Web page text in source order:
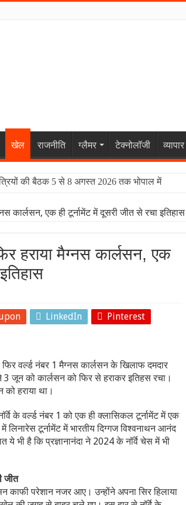
खेल राजनीति ग्लैमर टेक्नोलॉजी व्यापार
की बैठक 5 से 8 अगस्त 2026 तक भोपाल में
कार्लसन, एक ही टूर्नामेंट में दूसरी जीत से रचा इतिहास
हराया मैग्नस कार्लसन, एक
LinkedIn Pinterest
वर्ल्ड नंबर 1 मैग्नस कार्लसन के खिलाफ दमदार
जून को कार्लसन को फिर से हराकर इतिहस रचा।
को हराया था।
के वर्ल्ड नंबर 1 को एक ही क्लासिकल टूर्नामेंट में एक
टूर्नामेंट में भारतीय दिग्गज विश्वनाथन आनंद
ये भी है कि प्रज्ञानानंदा ने 2024 के नॉर्वे चेस में भी
जीत
काफी परेशान नजर आए। उन्होंने अपना सिर हिलाया